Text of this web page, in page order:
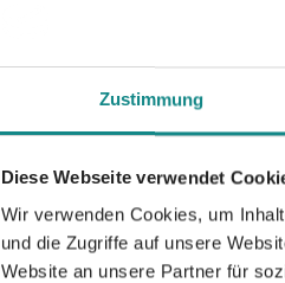
Zustimmung
Diese Webseite verwendet
Wir verwenden Cookies, um
und die Zugriffe auf unsere
Website an unsere Partner für